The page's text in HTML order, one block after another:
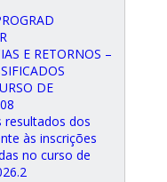
E RETORNOS –
DE
resultados dos
às inscrições
no curso de